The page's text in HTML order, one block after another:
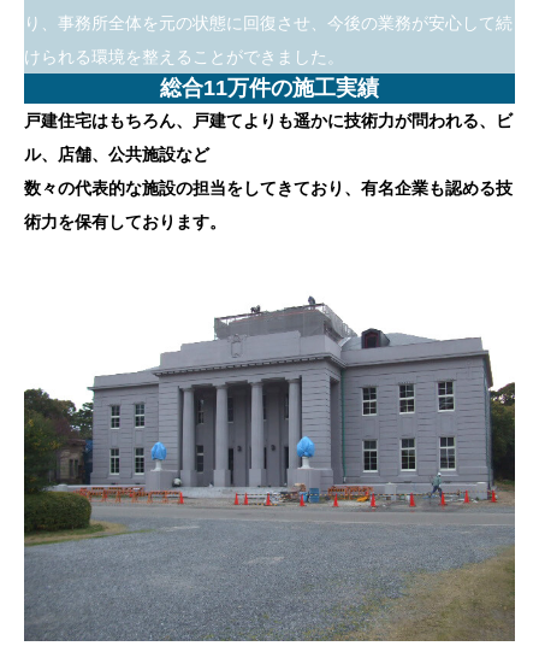
り、事務所全体を元の状態に回復させ、今後の業務が安心して続
けられる環境を整えることができました。
総合11万件の施工実績
戸建住宅はもちろん、戸建てよりも遥かに技術力が問われる、ビ
ル、店舗、公共施設など
数々の代表的な施設の担当をしてきており、有名企業も認める技
術力を保有しております。